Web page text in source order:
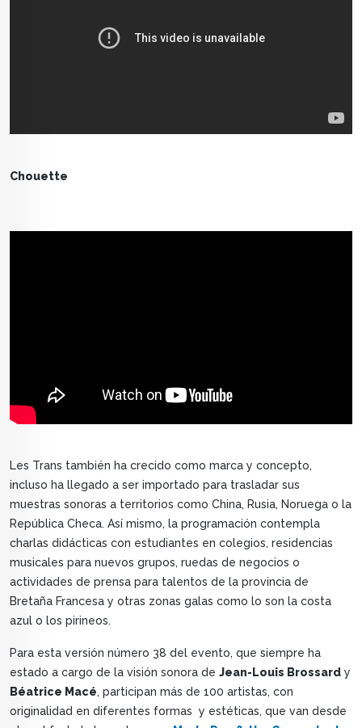
Chouette
Les Trans también ha crecido como marca y concepto,
incluso ha llegado a ser importado para trasladar sus
muestras sonoras a territorios como China, Rusia, Noruega o la
República Checa. Así mismo, la programación contempla
charlas didácticas con estudiantes en colegios, residencias
musicales para nuevos grupos, ruedas de negocios o
actividades de prensa para talentos de la provincia de
Bretaña Francesa y otras zonas galas como lo son la costa
azul o los pirineos.
Para esta versión número 38 del evento, que siempre ha
estado a cargo de la visión sonora de Jean-Louis Brossard y
Béatrice Macé, participan más de 100 artistas, con
originalidad en diferentes formas y estéticas, que van desde